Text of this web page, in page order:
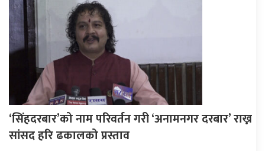
‘सिंहदरबार’को नाम परिवर्तन गरी ‘अनामनगर दरबार’ राख्न
सांसद हरि ढकालको प्रस्ताव